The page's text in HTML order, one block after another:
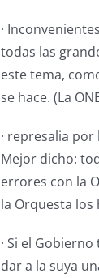
·
todas las
este tema,
se hace. (La
· represalia
Mejor dicho:
errores con la
la Orquesta los
· Si el
dar a la suya